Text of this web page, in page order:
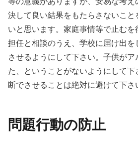
決して良い結果をもたらさないこと
いと思います。家庭事情等で止む
担任と相談のうえ、学校に届け出を
させるようにして下さい。子供がア
た、ということがないようにして
断でさせることは絶対に避けて下さ
問題行動の防止